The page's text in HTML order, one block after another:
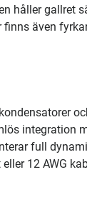
håller gallret
även
integration
full
12 AWG